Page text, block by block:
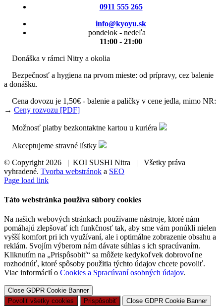
0911 555 265
info@kyoyu.sk
pondelok - nedeľa
11:00 - 21:00
Donáška v rámci Nitry a okolia
Bezpečnosť a hygiena na prvom mieste: od prípravy, cez balenie
a donášku.
Cena dovozu je 1,50€ - balenie a paličky v cene jedla, mimo NR:
→ Ceny rozvozu [PDF]
Možnosť platby bezkontaktne kartou u kuriéra
Akceptujeme stravné lístky
© Copyright 2026 | KOI SUSHI Nitra | Všetky práva
vyhradené. Tvorba webstránok a SEO
Page load link
Táto webstránka používa súbory cookies
Na našich webových stránkach používame nástroje, ktoré nám
pomáhajú zlepšovať ich funkčnosť tak, aby sme vám ponúkli nielen
vyšší komfort pri ich využívaní, ale i optimálne zobrazenie obsahu a
reklám. Svojím výberom nám dávate súhlas s ich spracúvaním.
Kliknutím na „Prispôsobiť“ sa môžete kedykoľvek dobrovoľne
rozhodnúť, ktoré spôsoby použitia týchto údajov chcete povoliť.
Viac informácií o Cookies a Spracúvaní osobných údajov.
Close GDPR Cookie Banner
Povoliť všetky cookies
Prispôsobiť Close GDPR Cookie Banner